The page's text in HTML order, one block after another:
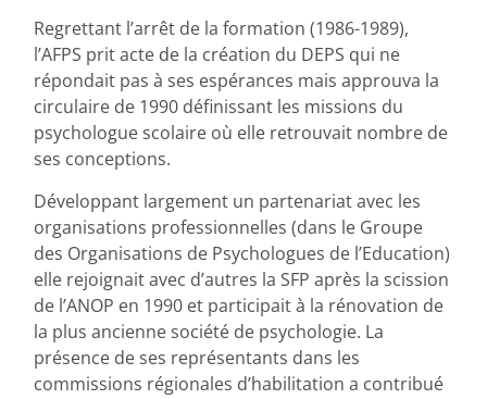
Regrettant l’arrêt de la formation (1986-1989),
l’AFPS prit acte de la création du DEPS qui ne
répondait pas à ses espérances mais approuva la
circulaire de 1990 définissant les missions du
psychologue scolaire où elle retrouvait nombre de
ses conceptions.
Développant largement un partenariat avec les
organisations professionnelles (dans le Groupe
des Organisations de Psychologues de l’Education)
elle rejoignait avec d’autres la SFP après la scission
de l’ANOP en 1990 et participait à la rénovation de
la plus ancienne société de psychologie. La
présence de ses représentants dans les
commissions régionales d’habilitation a contribué